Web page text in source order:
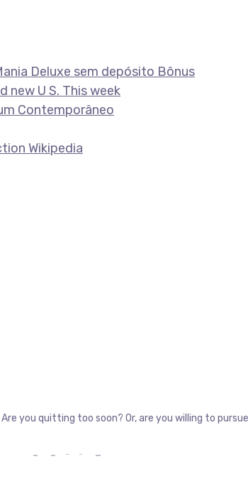
Deluxe sem depósito Bônus
new U S. This week
Contemporâneo
Wikipedia
you quitting too soon? Or, are you willing to